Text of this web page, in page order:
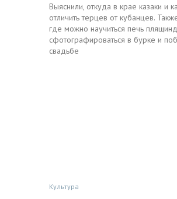
Выяснили, откуда в крае казаки и
отличить терцев от кубанцев.
где можно научиться печь
сфотографироваться в бурке и
свадьбе
Культура